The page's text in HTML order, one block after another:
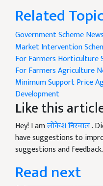
Related
Government Scheme
Market Intervention
For Farmers Horticulture
For FarmersAgriculture
Minimum Support Price
Development
Like this
Hey! I amलोकेश निरवाल.
have suggestions to
suggestions and feedback.
Read next